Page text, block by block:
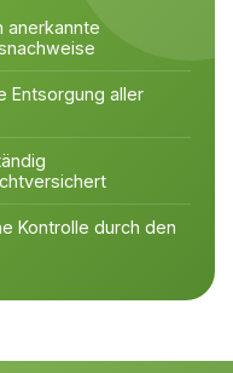
anerkannte
Entsorgung aller
Kontrolle durch den